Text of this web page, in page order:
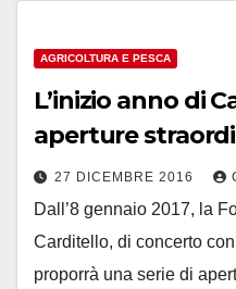
AGRICOLTURA E PESCA
L’inizio anno di
aperture
27 DICEMBRE 2016
Dall’8 gennaio 2017, la
Carditello, di concerto
proporrà ​una serie di